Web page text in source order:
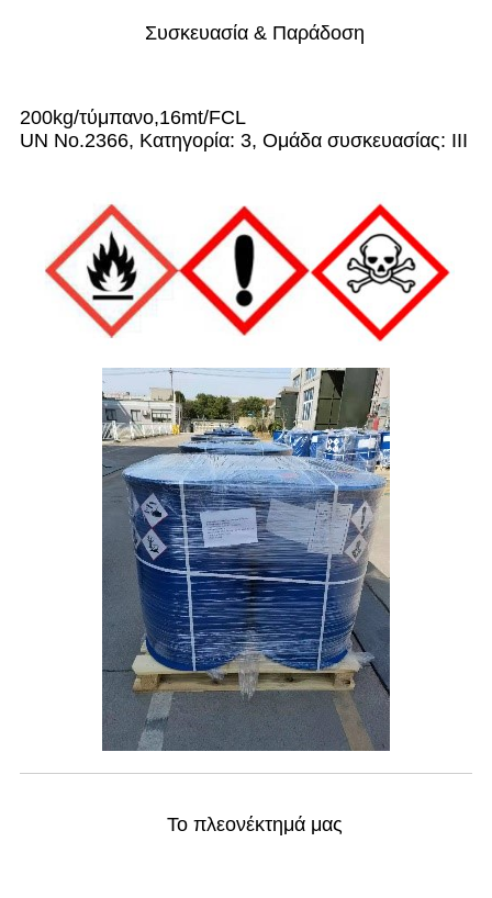
Συσκευασία & Παράδοση
200kg/τύμπανο,16mt/FCL
UN No.2366, Κατηγορία: 3, Ομάδα συσκευασίας: III
Το πλεονέκτημά μας